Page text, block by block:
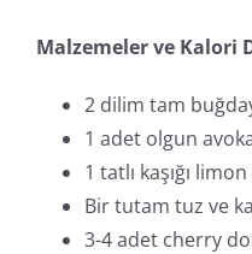
Malzemeler ve Kalori
2 dilim tam
1 adet olgun
1 tatlı kaşığı
Bir tutam tuz ve
3-4 adet cherry